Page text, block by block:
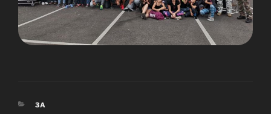
CATÉGORIES
3A